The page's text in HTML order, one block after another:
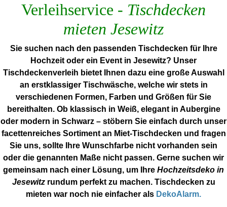
Verleihservice - Tischdecken
mieten Jesewitz
Sie suchen nach den passenden Tischdecken für Ihre
Hochzeit oder ein Event in Jesewitz? Unser
Tischdeckenverleih bietet Ihnen dazu eine große Auswahl
an erstklassiger Tischwäsche, welche wir stets in
verschiedenen Formen, Farben und Größen für Sie
bereithalten. Ob klassisch in Weiß, elegant in Aubergine
oder modern in Schwarz – stöbern Sie einfach durch unser
facettenreiches Sortiment an Miet-Tischdecken und fragen
Sie uns, sollte Ihre Wunschfarbe nicht vorhanden sein
oder die genannten Maße nicht passen. Gerne suchen wir
gemeinsam nach einer Lösung, um Ihre Hochzeitsdeko in
Jesewitzrundum perfekt zu machen. Tischdecken zu
mieten war noch nie einfacher als DekoAlarm.